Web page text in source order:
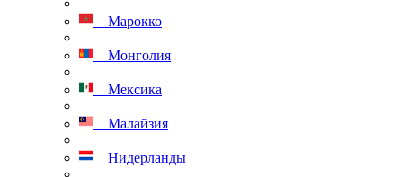
Марокко
Монголия
Мексика
Малайзия
Нидерланды